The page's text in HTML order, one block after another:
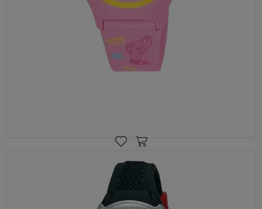
139,00 zł 107,00 zł